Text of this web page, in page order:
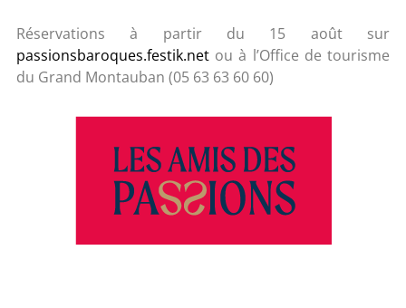
Réservations à partir du 15 août sur
passionsbaroques.festik.net ou à l’Office de tourisme
du Grand Montauban (05 63 63 60 60)